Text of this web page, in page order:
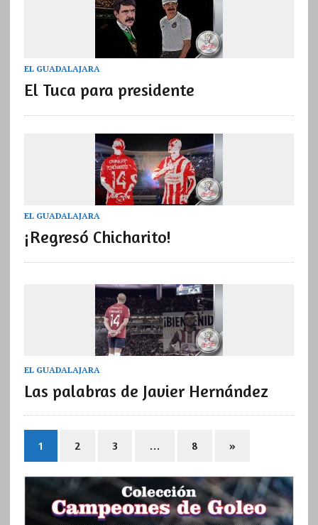
EL GUADALAJARA
El Tuca para presidente
EL GUADALAJARA
¡Regresó Chicharito!
EL GUADALAJARA
Las palabras de Javier Hernández
1 2 3 … 8 »